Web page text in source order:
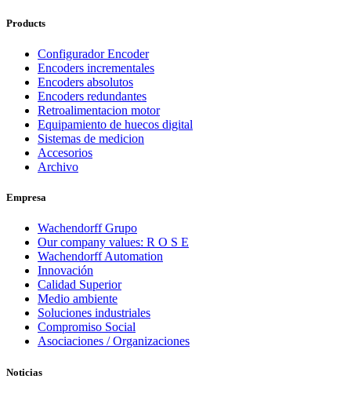
Products
Configurador Encoder
Encoders incrementales
Encoders absolutos
Encoders redundantes
Retroalimentacion motor
Equipamiento de huecos digital
Sistemas de medicion
Accesorios
Archivo
Empresa
Wachendorff Grupo
Our company values: R O S E
Wachendorff Automation
Innovación
Calidad Superior
Medio ambiente
Soluciones industriales
Compromiso Social
Asociaciones / Organizaciones
Noticias